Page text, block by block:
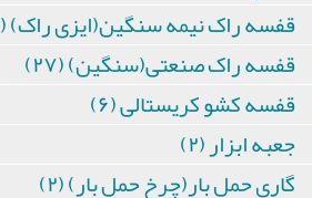
قفسه راک نیمه سنگین(ایزی راک) (۱۳)
قفسه راک صنعتی(سنگین) (۲۷)
قفسه کشو کریستالی (۶)
جعبه ابزار (۲)
گاری حمل بار(چرخ حمل بار) (۲)